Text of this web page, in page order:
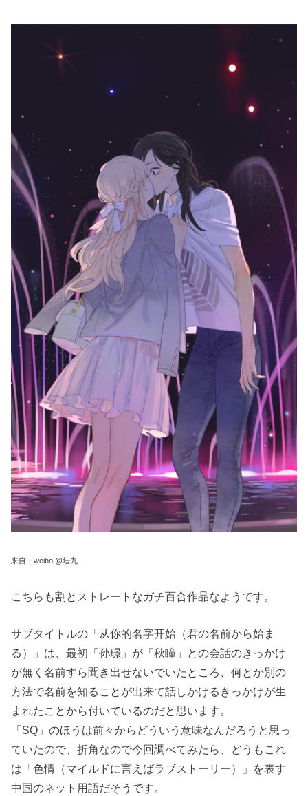
来自：weibo @坛九
こちらも割とストレートなガチ百合作品なようです。
サブタイトルの「从你的名字开始（君の名前から始ま
る）」は、最初「孙璟」が「秋瞳」との会話のきっかけ
が無く名前すら聞き出せないでいたところ、何とか別の
方法で名前を知ることが出来て話しかけるきっかけが生
まれたことから付いているのだと思います。
「SQ」のほうは前々からどういう意味なんだろうと思っ
ていたので、折角なので今回調べてみたら、どうもこれ
は「色情（マイルドに言えばラブストーリー）」を表す
中国のネット用語だそうです。